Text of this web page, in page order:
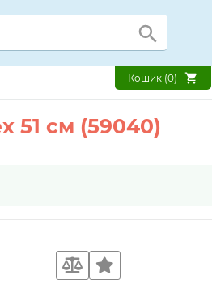
Кошик (0)
51 см (59040)